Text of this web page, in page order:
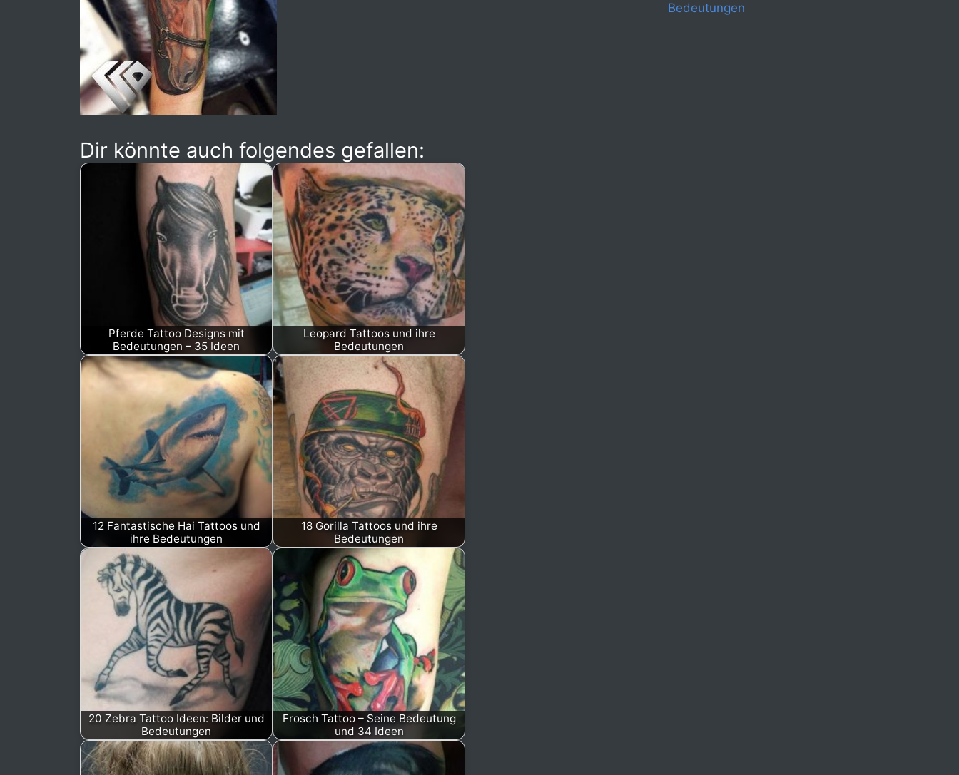
Dir könnte auch folgendes gefallen:
Pferde Tattoo Designs mit
Bedeutungen – 35 Ideen
Leopard Tattoos und ihre
Bedeutungen
12 Fantastische Hai Tattoos und
ihre Bedeutungen
18 Gorilla Tattoos und ihre
Bedeutungen
20 Zebra Tattoo Ideen: Bilder und
Bedeutungen
Frosch Tattoo – Seine Bedeutung
und 34 Ideen
Bedeutungen